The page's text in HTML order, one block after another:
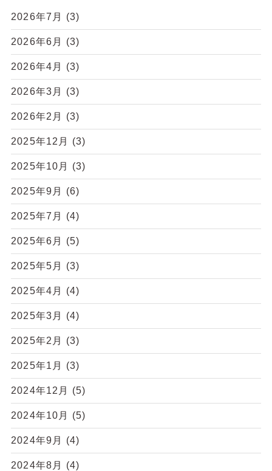
2026年7月 (3)
2026年6月 (3)
2026年4月 (3)
2026年3月 (3)
2026年2月 (3)
2025年12月 (3)
2025年10月 (3)
2025年9月 (6)
2025年7月 (4)
2025年6月 (5)
2025年5月 (3)
2025年4月 (4)
2025年3月 (4)
2025年2月 (3)
2025年1月 (3)
2024年12月 (5)
2024年10月 (5)
2024年9月 (4)
2024年8月 (4)